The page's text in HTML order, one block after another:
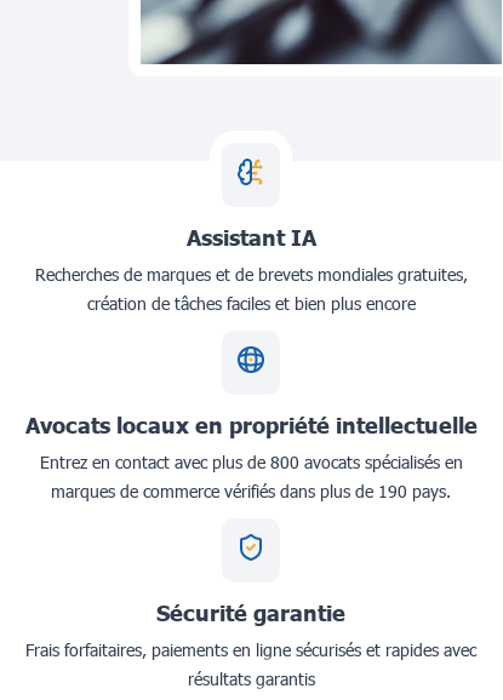
Assistant IA
Recherches de marques et de brevets mondiales gratuites,
création de tâches faciles et bien plus encore
Avocats locaux en propriété intellectuelle
Entrez en contact avec plus de 800 avocats spécialisés en
marques de commerce vérifiés dans plus de 190 pays.
Sécurité garantie
Frais forfaitaires, paiements en ligne sécurisés et rapides avec
résultats garantis